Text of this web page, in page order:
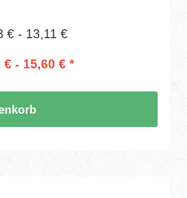
€ - 13,11 €
- 15,60 € *